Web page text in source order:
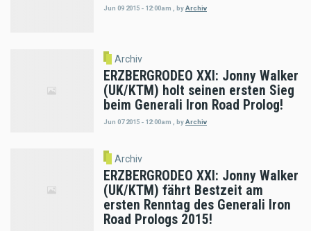
Jun 09 2015 - 12:00am byArchiv
Archiv
ERZBERGRODEO XXI: Jonny Walker
(UK/KTM) holt seinen ersten Sieg
beim Generali Iron Road Prolog!
Jun 07 2015 - 12:00am , byArchiv
Archiv
ERZBERGRODEO XXI: Jonny Walker
(UK/KTM) fährt Bestzeit am
ersten Renntag des Generali Iron
Road Prologs 2015!